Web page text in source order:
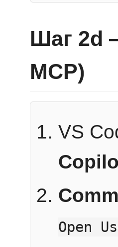
Шаг 2d
MCP)
VS
Open